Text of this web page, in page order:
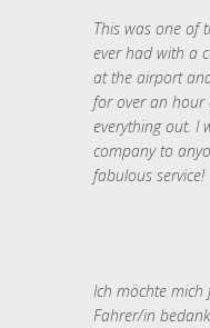
This was one of
ever had with a
at the airport
for over an hour
everything out. I
company to
fabulous service!
Ich möchte mich
Fahrer/in